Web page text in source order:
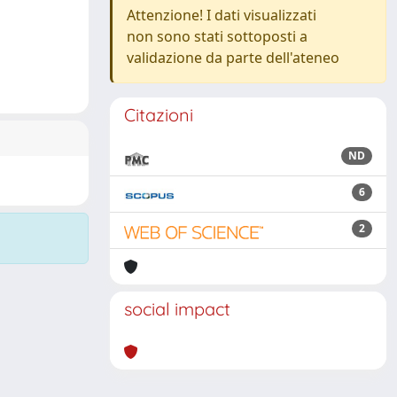
Attenzione! I dati visualizzati
non sono stati sottoposti a
validazione da parte dell'ateneo
Citazioni
ND
6
2
social impact